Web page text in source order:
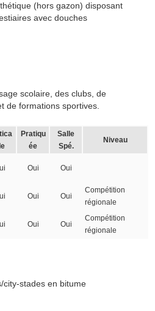
(hors gazon) disposant
avec douches
scolaire, des clubs, de
de formations sportives.
Pratiqu
ée
Salle
Spé.
Niveau
Oui Oui
Oui Oui
Compétition
régionale
Oui Oui
Compétition
régionale
city-stades en bitume